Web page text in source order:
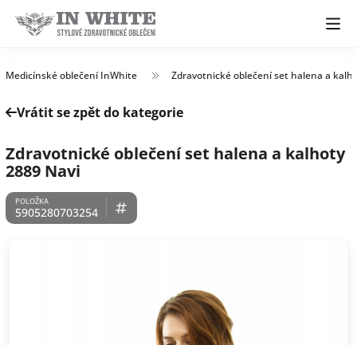
Medicínské oblečení InWhite Zdravotnické oblečení set halena a
Vrátit se zpět do kategorie
Zdravotnické oblečení set halena a kalhoty
2889 Navi
5905280703254